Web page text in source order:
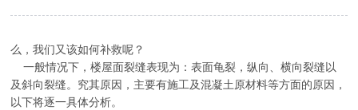
么，我们又该如何补救呢？
一般情况下，楼屋面裂缝表现为：表面龟裂，纵向、横向裂缝以
及斜向裂缝。究其原因，主要有施工及混凝土原材料等方面的原因，
以下将逐一具体分析。